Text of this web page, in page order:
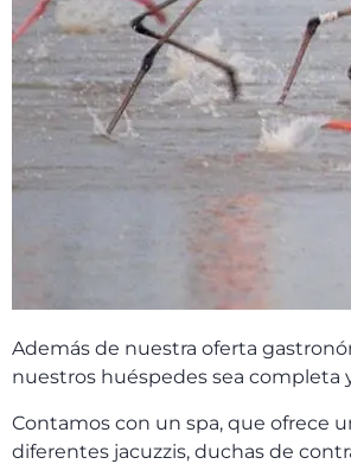
Además de nuestra oferta
nuestros huéspedes sea completa
Contamos con un spa, que ofrece
diferentes jacuzzis, duchas de